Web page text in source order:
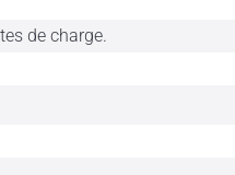
de charge.